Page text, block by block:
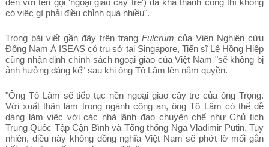
đến với tên gọi 'ngoại giao cây tre') đã khá thành công thì không
có việc gì phải điều chỉnh quá nhiều".
Trong bài viết gần đây trên trangFulcrumcủa Viện Nghiên cứu
Đông Nam Á ISEAS có trụ sở tại Singapore, Tiến sĩ Lê Hồng Hiệp
cũng nhận định chính sách ngoại giao của Việt Nam "sẽ không bị
ảnh hưởng đáng kể" sau khi ông Tô Lâm lên nắm quyền.
"Ông Tô Lâm sẽ tiếp tục nền ngoại giao cây tre của ông Trọng.
Với xuất thân làm trong ngành công an, ông Tô Lâm có thể dễ
dàng làm việc với các nhà lãnh đạo chuyên chế như Chủ tịch
Trung Quốc Tập Cận Bình và Tổng thống Nga Vladimir Putin. Tuy
nhiên, điều này không đồng nghĩa Việt Nam sẽ phớt lờ mối gắn